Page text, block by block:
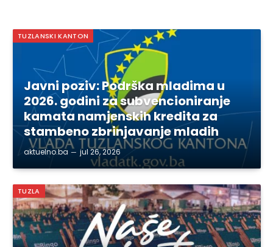
TUZLANSKI KANTON
Javni poziv: Podrška mladima u
2026. godini za subvencioniranje
kamata namjenskih kredita za
stambeno zbrinjavanje mladih
aktuelno.ba jul 26, 2026
TUZLA